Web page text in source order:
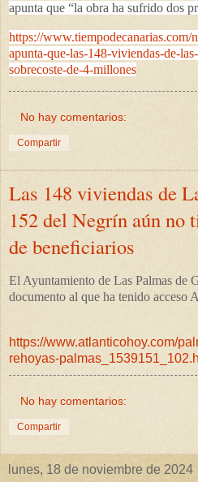
apunta que “la obra ha sufrido dos
https://
apunta-que-las-148-viviendas-de-
sobrecoste-de-4-millones
No hay comentarios:
Compartir
Las 148 viviendas de
152 del Negrín aún no
de beneficiarios
El Ayuntamiento de Las Palmas de
documento al que ha tenido acceso
https://www.atlanticohoy.com/
rehoyas-
No hay comentarios:
Compartir
lunes, 18 de noviembre de 2024